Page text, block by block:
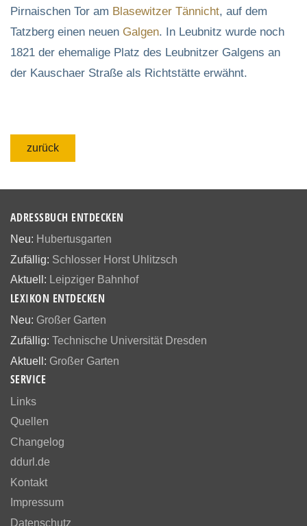
Pirnaischen Tor am Blasewitzer Tännicht, auf dem
Tatzberg einen neuen Galgen. In Leubnitz wurde noch
1821 der ehemalige Platz des Leubnitzer Galgens an
der Kauschaer Straße als Richtstätte erwähnt.
zurück
ADRESSBUCH ENTDECKEN
Neu: Hubertusgarten
Zufällig: Schlosser Horst Uhlitzsch
Aktuell: Leipziger Bahnhof
LEXIKON ENTDECKEN
Neu: Großer Garten
Zufällig: Technische Universität Dresden
Aktuell: Großer Garten
SERVICE
Links
Quellen
Changelog
ddurl.de
Kontakt
Impressum
Datenschutz